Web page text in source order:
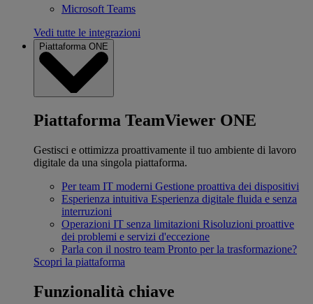
Microsoft Teams
Vedi tutte le integrazioni
Piattaforma ONE
Piattaforma TeamViewer ONE
Gestisci e ottimizza proattivamente il tuo ambiente di lavoro
digitale da una singola piattaforma.
Per team IT moderni Gestione proattiva dei dispositivi
Esperienza intuitiva Esperienza digitale fluida e senza
interruzioni
Operazioni IT senza limitazioni Risoluzioni proattive
dei problemi e servizi d'eccezione
Parla con il nostro team Pronto per la trasformazione?
Scopri la piattaforma
Funzionalità chiave